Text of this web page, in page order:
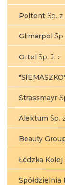
Poltent Sp. z
Glimarpol
Ortel Sp. J.
Strassmayr
Alektum Sp.
Beauty
Łódzka Kolej
Spółdzielnia